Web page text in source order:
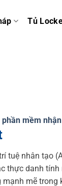
Tủ
phần mềm
tuệ nhân tạo
thực danh
mẽ trong